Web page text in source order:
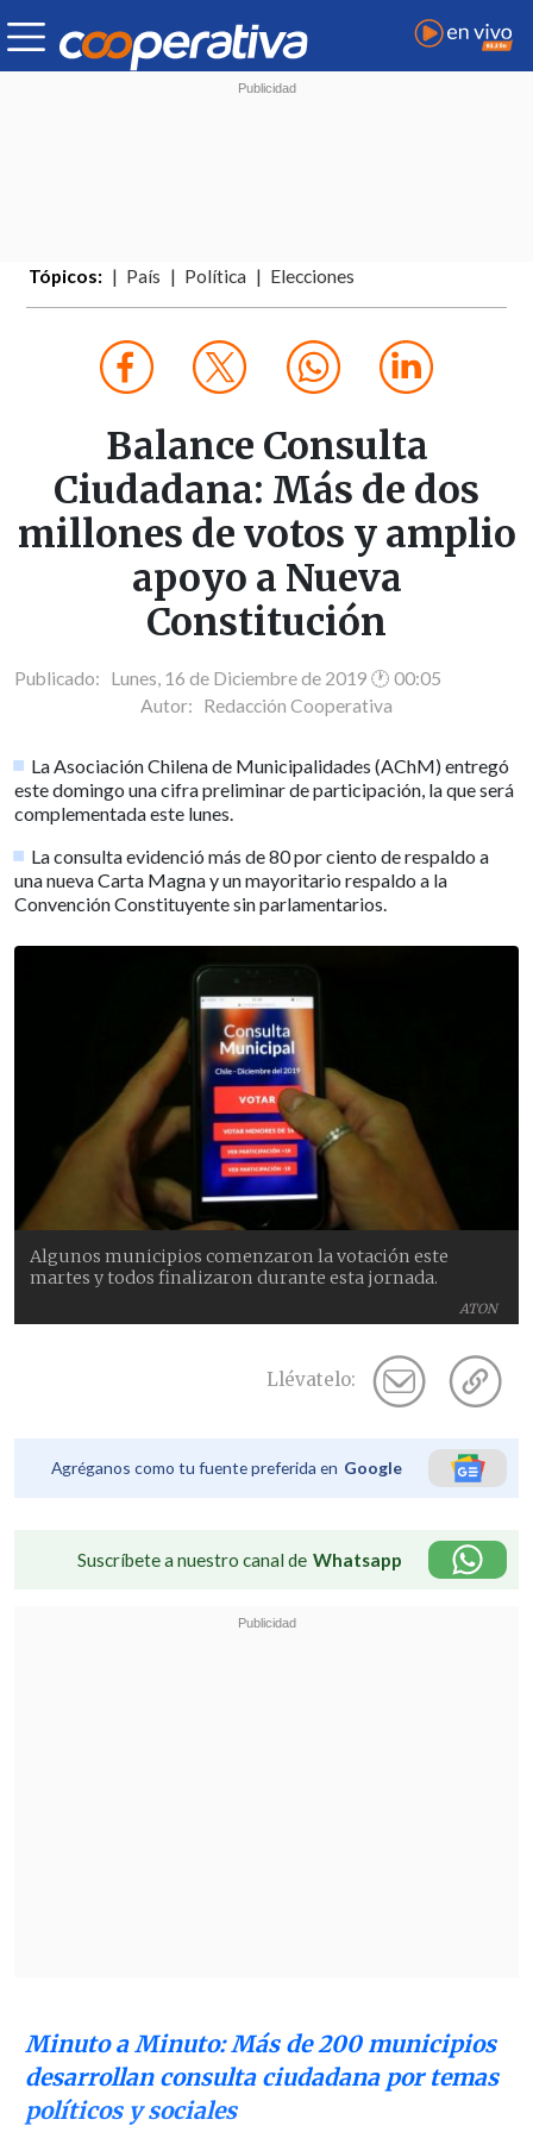
Tópicos: País Política Elecciones
Balance Consulta
Ciudadana: Más de dos
millones de votos y amplio
apoyo a Nueva
Constitución
Publicado: Lunes, 16 de Diciembre de 2019 🕐 00:05
Autor: Redacción Cooperativa
La Asociación Chilena de Municipalidades (AChM) entregó
este domingo una cifra preliminar de participación, la que será
complementada este lunes.
La consulta evidenció más de 80 por ciento de respaldo a
una nueva Carta Magna y un mayoritario respaldo a la
Convención Constituyente sin parlamentarios.
ATON
Algunos municipios comenzaron la votación este
martes y todos finalizaron durante esta jornada.
Llévatelo:
Agréganos como tu fuente preferida en Google
Suscríbete a nuestro canal de Whatsapp
Minuto a Minuto: Más de 200 municipios
desarrollan consulta ciudadana por temas
políticos y sociales